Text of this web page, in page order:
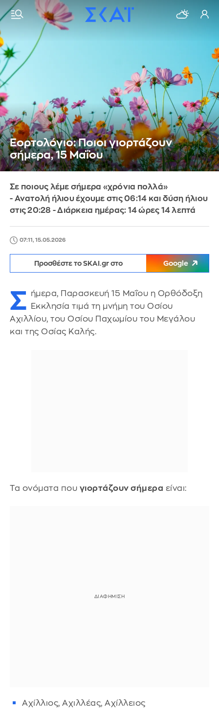
Εορτολόγιο: Ποιοι γιορτάζουν
σήμερα, 15 Μαΐου
Σε ποιους λέμε σήμερα «χρόνια πολλά»
- Ανατολή ήλιου έχουμε στις 06:14 και δύση ήλιου
στις 20:28 - Διάρκεια ημέρας: 14 ώρες 14 λεπτά
07:11, 15.05.2026
Προσθέστε το SKAI.gr στο Google
Σ ήμερα, Παρασκευή 15 Μαΐου η Ορθόδοξη
Εκκλησία τιμά τη μνήμη του Οσίου
Αχιλλίου, του Οσίου Παχωμίου του Μεγάλου
και της Οσίας Καλής.
Τα ονόματα που γιορτάζουν σήμερα είναι:
Αχίλλιος, Αχιλλέας, Αχίλλειος